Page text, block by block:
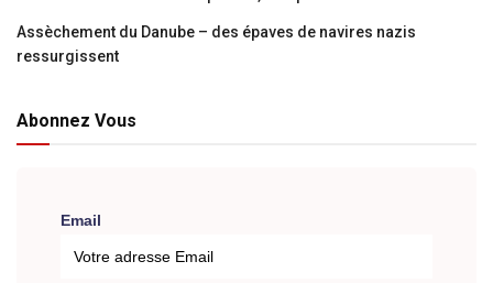
Assèchement du Danube – des épaves de navires nazis
ressurgissent
Abonnez Vous
Email